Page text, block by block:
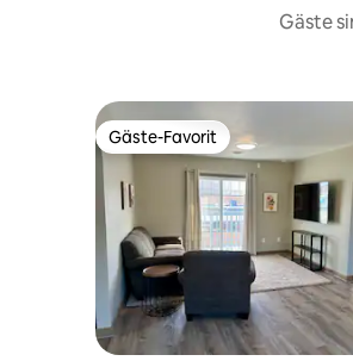
Gäste
Gäste-Favorit
Gäste-Favorit